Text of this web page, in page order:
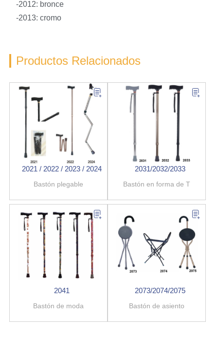
-2012: bronce
-2013: cromo
Productos Relacionados
2021 / 2022 / 2023 / 2024
Bastón plegable
2031/2032/2033
Bastón en forma de T
2041
Bastón de moda
2073/2074/2075
Bastón de asiento